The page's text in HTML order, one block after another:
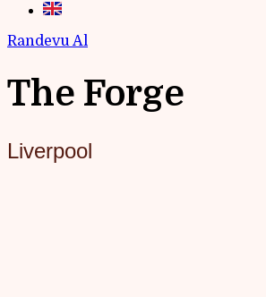
Randevu Al
The Forge
Liverpool